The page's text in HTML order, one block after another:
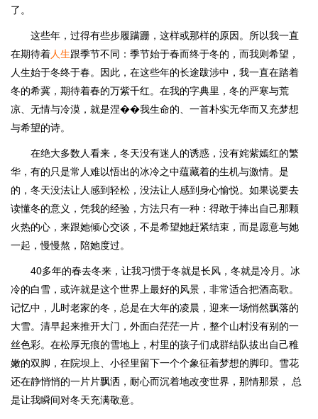
了。
这些年，过得有些步履蹒跚，这样或那样的原因。所以我一直
在期待着人生跟季节不同：季节始于春而终于冬的，而我则希望，
人生始于冬终于春。因此，在这些年的长途跋涉中，我一直在踏着
冬的希冀，期待着春的万紫千红。在我的字典里，冬的严寒与荒
凉、无情与冷漠，就是涅��我生命的、一首朴实无华而又充梦想
与希望的诗。
在绝大多数人看来，冬天没有迷人的诱惑，没有姹紫嫣红的繁
华，有的只是常人难以悟出的冰冷之中蕴藏着的生机与激情。是
的，冬天没法让人感到轻松，没法让人感到身心愉悦。如果说要去
读懂冬的意义，凭我的经验，方法只有一种：得敢于捧出自己那颗
火热的心，来跟她倾心交谈，不是希望她赶紧结束，而是愿意与她
一起，慢慢熬，陪她度过。
40多年的春去冬来，让我习惯于冬就是长风，冬就是冷月。冰
冷的白雪，或许就是这个世界上最好的风景，非常适合把酒高歌。
记忆中，儿时老家的冬，总是在大年的凌晨，迎来一场悄然飘落的
大雪。清早起来推开大门，外面白茫茫一片，整个山村没有别的一
丝色彩。在松厚无痕的雪地上，村里的孩子们成群结队拔出自己稚
嫩的双脚，在院坝上、小径里留下一个个象征着梦想的脚印。雪花
还在静悄悄的一片片飘洒，耐心而沉着地改变世界，那情那景， 总
是让我瞬间对冬天充满敬意。